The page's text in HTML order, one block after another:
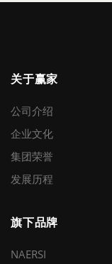
关于赢家
公司介绍
企业文化
集团荣誉
发展历程
旗下品牌
NAERSI